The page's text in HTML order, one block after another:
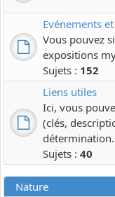
Evénements
Vous pouvez
expositions
Sujets : 152
Liens utiles
Ici, vous
(clés,
Sujets : 40
Nature